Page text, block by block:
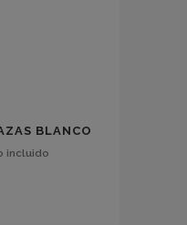
BLANCO
incluido